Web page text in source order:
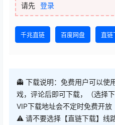
请先 登录
千兆直链 百度网盘 直链
👻 下载说明：免费用户可以使
戏，评论后即可下载，（选择
VIP下载地址会不定时免费开放
⚠ 请不要选择【直链下载】线